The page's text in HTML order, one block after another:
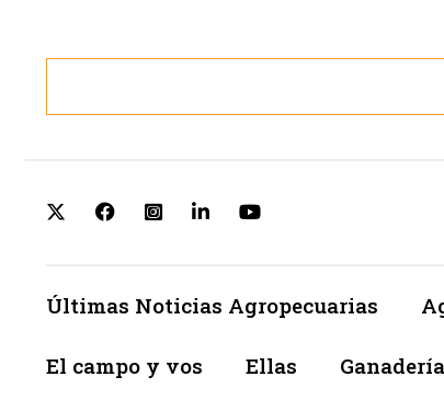
Últimas Noticias Agropecuarias
El campo y vos Ellas Ganadería